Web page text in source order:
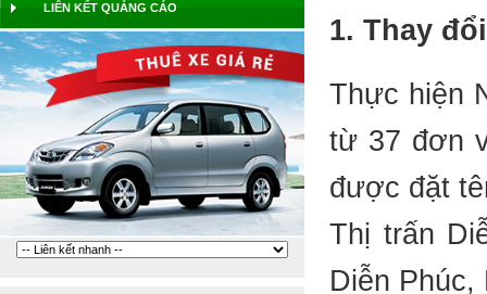
LIÊN KẾT QUẢNG CÁO
1. Thay
Thực hiện
từ 37 đơn
được đặt
Thị trấn
Diễn Phúc,